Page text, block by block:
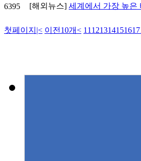
6395 [해외뉴스] 세계에서 가장 높은
첫페이지 |< 이전10개< 11 121314151617